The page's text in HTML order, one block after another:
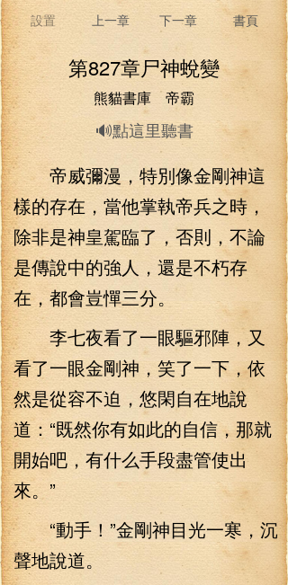
設置 上一章 下一章 書頁
第827章尸神蛻變
熊貓書庫 帝霸
🔊點這里聽書
帝威彌漫，特別像金剛神這
樣的存在，當他掌執帝兵之時，
除非是神皇駕臨了，否則，不論
是傳說中的強人，還是不朽存
在，都會豈憚三分。
李七夜看了一眼驅邪陣，又
看了一眼金剛神，笑了一下，依
然是從容不迫，悠閑自在地說
道：“既然你有如此的自信，那就
開始吧，有什么手段盡管使出
來。”
“動手！”金剛神目光一寒，沉
聲地說道。